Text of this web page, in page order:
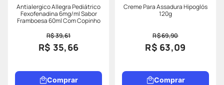
Antialergico Allegra Pediátrico
Fexofenadina 6mg/ml Sabor
Framboesa 60ml Com Copinho
R$ 39,61
R$ 35,66
Comprar
Creme Para Assadura Hipoglós
120g
R$ 69,90
R$ 63,09
Comprar